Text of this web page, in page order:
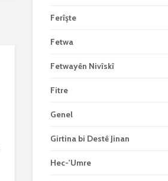
Ferîşte
Fetwa
Fetwayên Nivîskî
Fitre
Genel
Girtina bi Destê Jinan
Hec-'Umre